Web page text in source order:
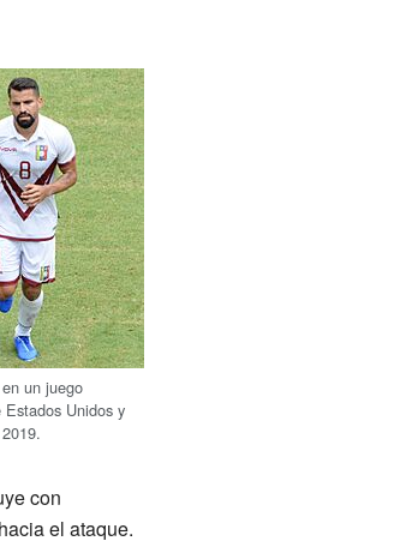
un juego
Unidos y
con
el ataque.